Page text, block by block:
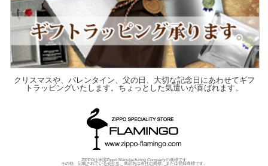
クリスマスや、バレンタイン、父の日、大切な記念日にあわせてギフ
トラッピングいたします。ちょっとした気遣いが喜ばれます。
ZIPPOは米国Zippo Manufacturing Companyの商標です
その他、記載されている会社名、商品名は各社の商標、または登録商標です。